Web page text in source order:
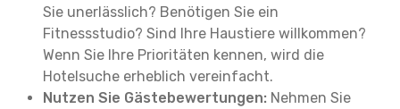
Sie unerlässlich? Benötigen Sie ein
Fitnessstudio? Sind Ihre Haustiere willkommen?
Wenn Sie Ihre Prioritäten kennen, wird die
Hotelsuche erheblich vereinfacht.
Nutzen Sie Gästebewertungen: Nehmen Sie